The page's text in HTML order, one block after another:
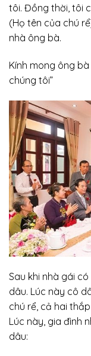
tôi. Đồng thời, tôi
(Họ tên của chú
nhà ông bà.
Kính mong ông
chúng tôi”
Sau khi nhà gái
dâu. Lúc này cô
chú rể, cả hai
Lúc này, gia đình
dâu: